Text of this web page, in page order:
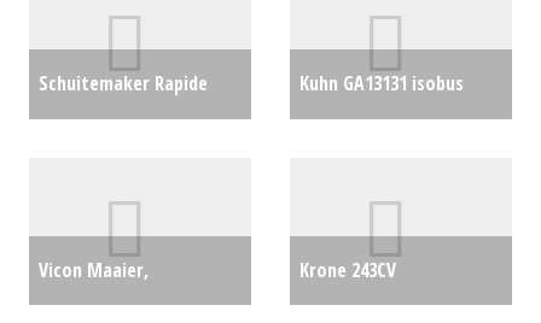
Schuitemaker Rapide
Kuhn GA13131 isobus
Vicon Maaier,
Krone 243CV